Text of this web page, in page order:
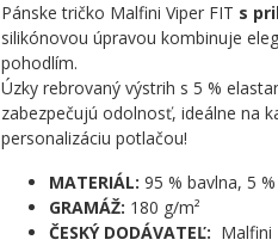
Pánske tričko Malfini Viper FIT s
silikónovou úpravou kombinuje
pohodlím.
Úzky rebrovaný výstrih s 5 %
zabezpečujú odolnosť, ideálne na
personalizáciu potlačou!
MATERIÁL: 95 % bavlna, 5
GRAMÁŽ: 180 g/m²
ČESKÝ DODÁVATEĽ: Malfini